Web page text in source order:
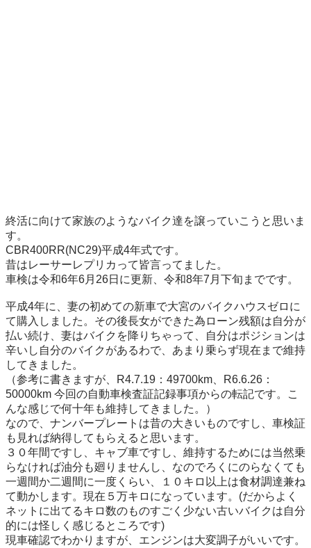
終活に向けて家族のようなバイク達を譲っていこうと思いま
す。
CBR400RR(NC29)平成4年式です。
昔はレーサーレプリカって皆言ってました。
車検は令和6年6月26日に更新、令和8年7月下旬までです。
平成4年に、妻の初めての新車で大宮のバイクハウスゼロに
て購入しました。その後長女ができた為ローン残額は自分が
払い続け、妻はバイクを降りちゃって、自分はポジションは
辛いし自分のバイクがあるわで、あまり乗らず現在まで維持
してきました。
（参考に書きますが、R4.7.19：49700km、R6.6.26：
50000km 今回の自動車検査証記録事項からの転記です。こ
んな感じで何十年も維持してきました。）
なので、ナンバープレートは昔の大きいものですし、車検証
も見れば納得してもらえると思います。
３０年間ですし、キャブ車ですし、維持するためには当然乗
らなければ油分も廻りませんし、なのでろくにのらなくても
一週間か二週間に一度くらい、１０キロ以上は食材調達兼ね
て動かします。現在５万キロになっています。(だからよく
ネットに出てるキロ数のものすごく少ない古いバイクは自分
的には怪しく感じるところです)
現車確認でわかりますが、エンジンは大変調子がいいです。